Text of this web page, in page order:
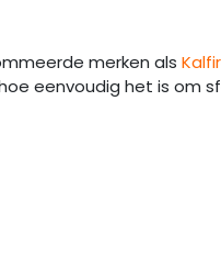
merken als
eenvoudig het is om